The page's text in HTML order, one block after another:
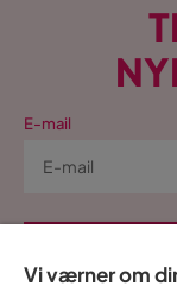
E-mail
Vi værner om